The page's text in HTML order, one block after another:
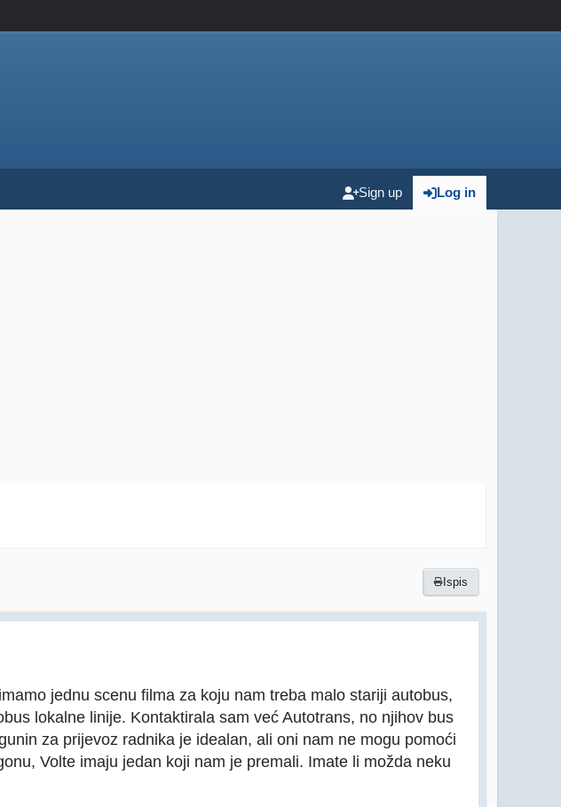
Log in
Sign up
Ispis
jednu scenu filma za koju nam treba malo stariji autobus,
lokalne linije. Kontaktirala sam već Autotrans, no njihov bus
za prijevoz radnika je idealan, ali oni nam ne mogu pomoći
Volte imaju jedan koji nam je premali. Imate li možda neku